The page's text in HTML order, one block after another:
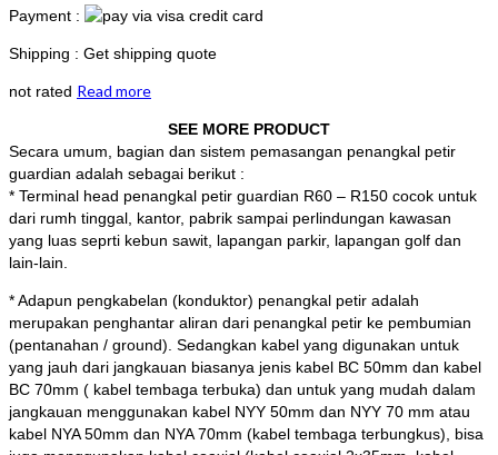
Payment :
Shipping : Get shipping quote
not rated Read more
SEE MORE PRODUCT
Secara umum, bagian dan sistem pemasangan penangkal petir
guardian adalah sebagai berikut :
* Terminal head penangkal petir guardian R60 – R150 cocok untuk
dari rumh tinggal, kantor, pabrik sampai perlindungan kawasan
yang luas seprti kebun sawit, lapangan parkir, lapangan golf dan
lain-lain.
* Adapun pengkabelan (konduktor) penangkal petir adalah
merupakan penghantar aliran dari penangkal petir ke pembumian
(pentanahan / ground). Sedangkan kabel yang digunakan untuk
yang jauh dari jangkauan biasanya jenis kabel BC 50mm dan kabel
BC 70mm ( kabel tembaga terbuka) dan untuk yang mudah dalam
jangkauan menggunakan kabel NYY 50mm dan NYY 70 mm atau
kabel NYA 50mm dan NYA 70mm (kabel tembaga terbungkus), bisa